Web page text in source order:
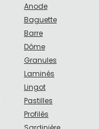
Anode
Baguette
Barre
Dôme
Granules
Laminés
Lingot
Pastilles
Profilés